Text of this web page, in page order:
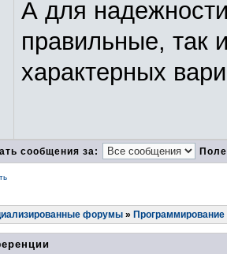
А для
правильные, так
характерных
сообщения за:
форумы » Программирование